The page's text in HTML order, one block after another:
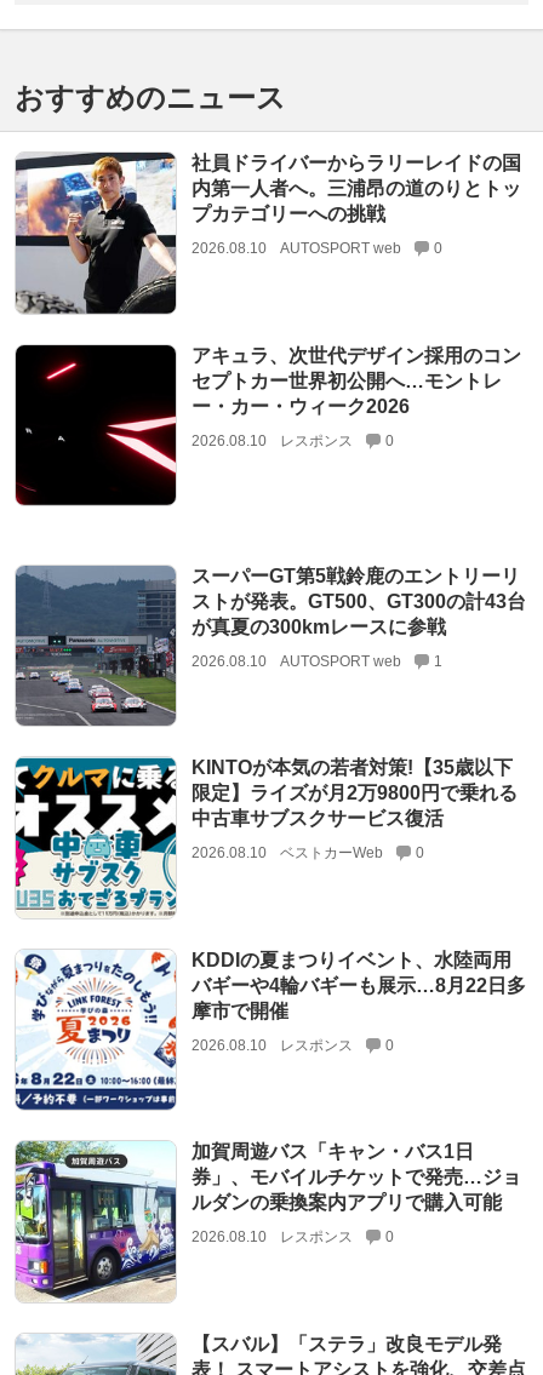
おすすめのニュース
社員ドライバーからラリーレイドの国
内第一人者へ。三浦昂の道のりとトッ
プカテゴリーへの挑戦
2026.08.10 AUTOSPORT web 0
アキュラ、次世代デザイン採用のコン
セプトカー世界初公開へ…モントレ
ー・カー・ウィーク2026
2026.08.10 レスポンス 0
スーパーGT第5戦鈴鹿のエントリーリ
ストが発表。GT500、GT300の計43台
が真夏の300kmレースに参戦
2026.08.10 AUTOSPORT web 1
KINTOが本気の若者対策!【35歳以下
限定】ライズが月2万9800円で乗れる
中古車サブスクサービス復活
2026.08.10 ベストカーWeb 0
KDDIの夏まつりイベント、水陸両用
バギーや4輪バギーも展示…8月22日多
摩市で開催
2026.08.10 レスポンス 0
加賀周遊バス「キャン・バス1日
券」、モバイルチケットで発売…ジョ
ルダンの乗換案内アプリで購入可能
2026.08.10 レスポンス 0
【スバル】「ステラ」改良モデル発
表！ スマートアシストを強化、交差点